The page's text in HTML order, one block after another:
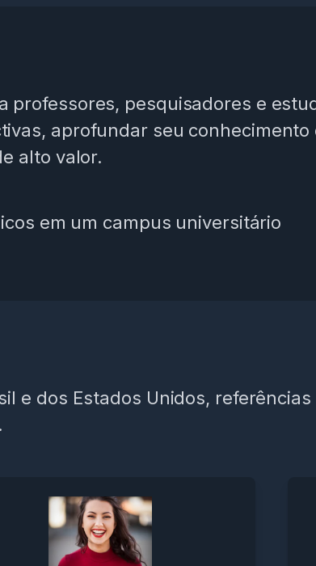
professores, pesquisadores e
aprofundar seu conhecimento
alto valor.
e dos Estados Unidos,